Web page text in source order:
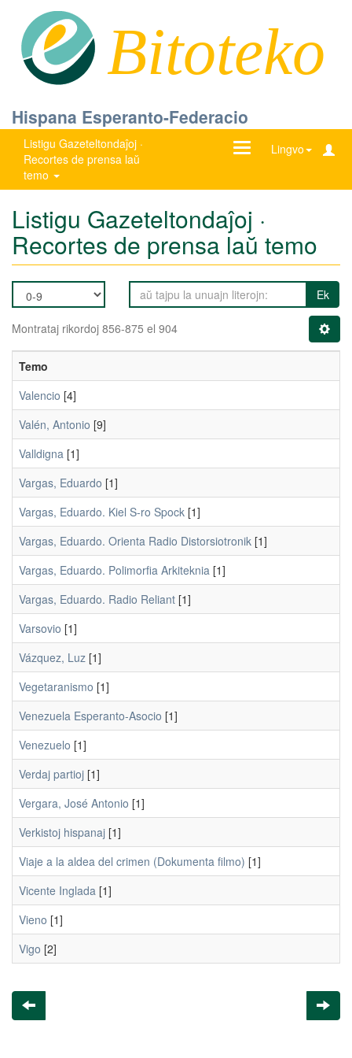
Bitoteko
Hispana Esperanto-Federacio
Listigu Gazeteltondaĵoj ·
Recortes de prensa laŭ
temo
Lingvo
Ŝanĝu
Listigu Gazeteltondaĵoj ·
Recortes de prensa laŭ temo
Ek
Montrataj rikordoj 856-875 el 904
Temo
Valencio [4]
Valén, Antonio [9]
Valldigna [1]
Vargas, Eduardo [1]
Vargas, Eduardo. Kiel S-ro Spock [1]
Vargas, Eduardo. Orienta Radio Distorsiotronik [1]
Vargas, Eduardo. Polimorfia Arkiteknia [1]
Vargas, Eduardo. Radio Reliant [1]
Varsovio [1]
Vázquez, Luz [1]
Vegetaranismo [1]
Venezuela Esperanto-Asocio [1]
Venezuelo [1]
Verdaj partioj [1]
Vergara, José Antonio [1]
Verkistoj hispanaj [1]
Viaje a la aldea del crimen (Dokumenta filmo) [1]
Vicente Inglada [1]
Vieno [1]
Vigo [2]